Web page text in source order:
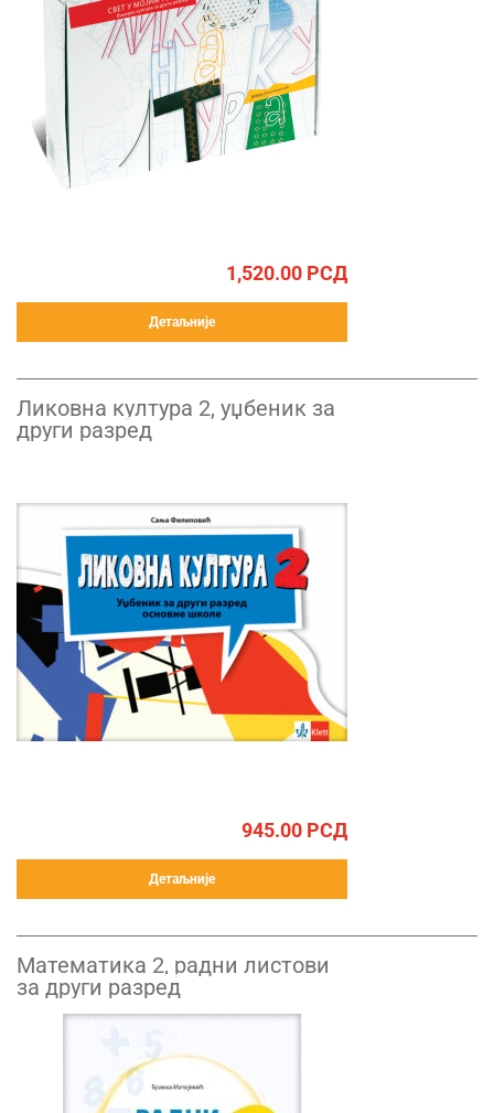
1,520.00 РСД
Детаљније
Ликовна култура 2, уџбеник за
други разред
945.00 РСД
Детаљније
Математика 2, радни листови
за други разред